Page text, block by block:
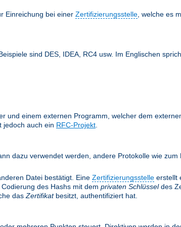
Einreichung bei einer Zertifizierungsstelle , welche es
sind DES, IDEA, RC4 usw. Im Englischen
und einem externen Programm, welcher dem
jedoch auch ein RFC-Projekt
dazu verwendet werden, andere Protokolle wie zum
Datei bestätigt. Eine Zertifizierungsstelle erstellt
des Hashs mit dem privaten Schlüsseldes
das Zertifikatbesitzt, authentifiziert hat.